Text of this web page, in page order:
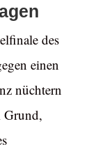
des
einen
nüchtern
Grund,